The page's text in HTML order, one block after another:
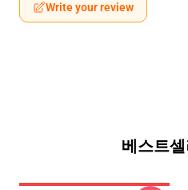
Write your review
베스트